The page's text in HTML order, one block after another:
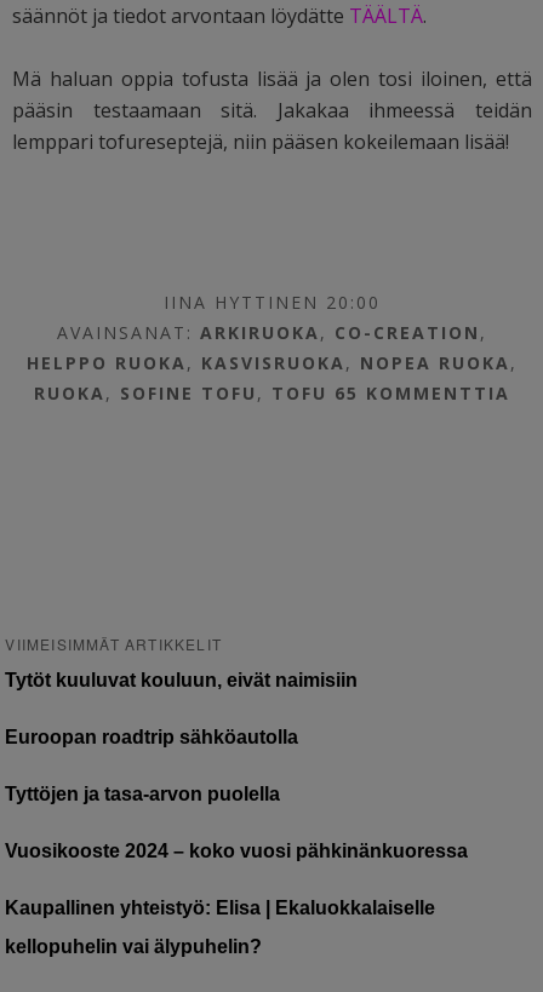
säännöt ja tiedot arvontaan löydätte TÄÄLTÄ.
Mä haluan oppia tofusta lisää ja olen tosi iloinen, että
pääsin testaamaan sitä. Jakakaa ihmeessä teidän
lemppari tofureseptejä, niin pääsen kokeilemaan lisää!
IINA HYTTINEN 20:00
AVAINSANAT:ARKIRUOKA , CO-CREATION ,
HELPPO RUOKA , KASVISRUOKA , NOPEA RUOKA ,
RUOKA , SOFINE TOFU , TOFU 65 KOMMENTTIA
VIIMEISIMMÄT ARTIKKELIT
Tytöt kuuluvat kouluun, eivät naimisiin
Euroopan roadtrip sähköautolla
Tyttöjen ja tasa-arvon puolella
Vuosikooste 2024 – koko vuosi pähkinänkuoressa
Kaupallinen yhteistyö: Elisa | Ekaluokkalaiselle
kellopuhelin vai älypuhelin?